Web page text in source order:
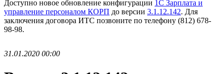
Доступно новое обновление конфигурации 1С Зарплата и
управление персоналом КОРП до версии 3.1.12.142. Для
заключения договора ИТС позвоните по телефону (812) 678-
98-98.
31.01.2020 00:00